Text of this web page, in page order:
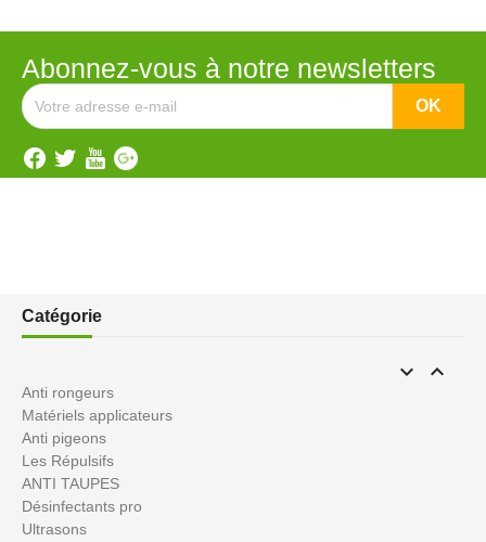
Abonnez-vous à notre newsletters
Catégorie
 
Anti rongeurs
Matériels applicateurs
Anti pigeons
Les Répulsifs
ANTI TAUPES
Désinfectants pro
Ultrasons